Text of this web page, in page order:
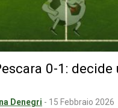
0-1: decide
Denegri - 15 Febbraio 2026